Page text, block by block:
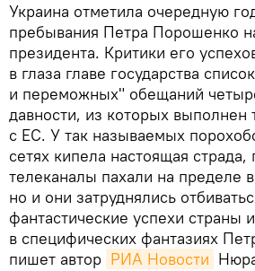
Украина отметила очередную
пребывания Петра Порошенко
президента. Критики его
в глаза главе государства
и переможных" обещаний
давности, из которых выполнен
с ЕС. У так называемых
сетях кипела настоящая страда,
телеканалы пахали на пределе
но и они затруднялись
фантастические успехи страны
в специфических фантазиях
пишет автор РИА Новости